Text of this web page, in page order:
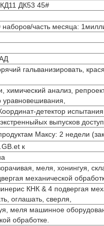
ДК53 45#
наборов/часть месяца:
гальванизировать,
химический анализ,
уравновешивания,
детектор испытания
выпусков
Максу: 2 недели
к
меля, хонингуя,
механической
КНК & 4 подвергая
оглашать, сверля,
меля машинное
обработке.